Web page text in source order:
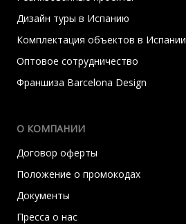
Дизайн туры в Испанию
Комплектация объектов в Испании
Оптовое сотрудничество
Франшиза Barcelona Design
О КОМПАНИИ
Договор оферты
Положение о промокодах
Документы
Пресса о нас